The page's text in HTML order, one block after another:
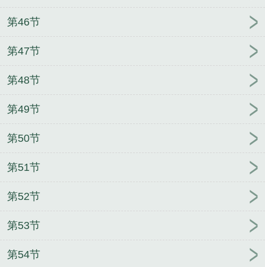
第46节
第47节
第48节
第49节
第50节
第51节
第52节
第53节
第54节